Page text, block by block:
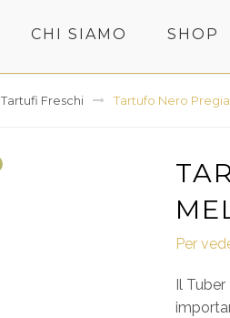
CHI SIAMO SHOP
Tartufi Freschi Tartufo Nero
Per
Il